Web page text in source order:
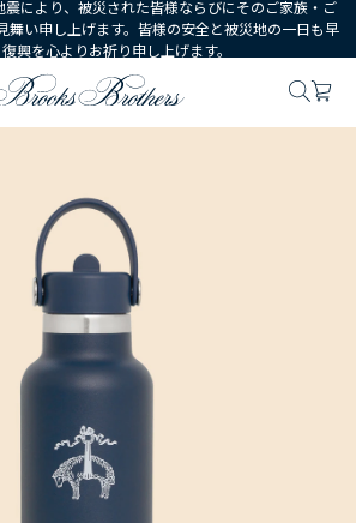
震により、被災された皆様ならびにそのご家族・ご
舞い申し上げます。皆様の安全と被災地の一日も早
興を心よりお祈り申し上げます。
ーズ・アクセサリー 小物・雑貨 Brooks